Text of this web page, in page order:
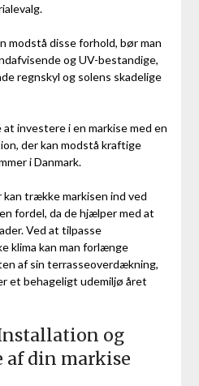
modstå disse forhold, bør man
og UV-bestandige,
regnskyl og solens skadelige
investere i en markise med en
der kan modstå kraftige
i Danmark.
trække markisen ind ved
fordel, da de hjælper med at
Ved at tilpasse
klima kan man forlænge
af sin terrasseoverdækning,
et behageligt udemiljø året
og
af din markise